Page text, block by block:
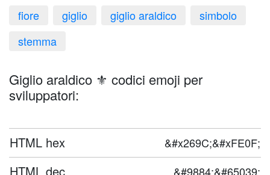
fiore giglio giglio araldico
simbolo
stemma
Giglio araldico ⚜️ codici emoji per
sviluppatori:
HTML hex &#x269C;&#xFE0F;
HTML dec &#9884;&#65039;